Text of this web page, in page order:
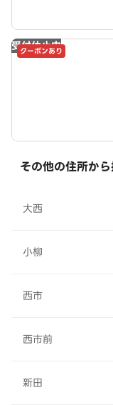
受付休止中
クーポンあり
その他の住所か
大西
小柳
西市
西市前
新田